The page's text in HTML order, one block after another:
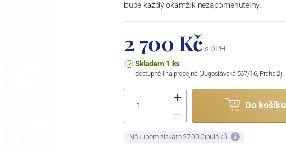
bude každý okamžik nezapomenutelný.
2 700 Kč s DPH
Skladem 1 ks
dostupné i na prodejně (Jugoslávská 567/16, Praha 2)
Do košíku
Nákupem získáte 2700 Cibuláků